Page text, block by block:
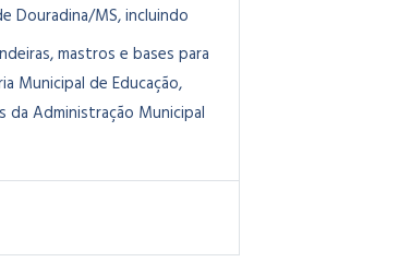
Douradina/MS, incluindo
mastros e bases para
Municipal de Educação,
Administração Municipal